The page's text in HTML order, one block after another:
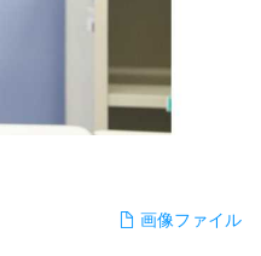
画像ファイル